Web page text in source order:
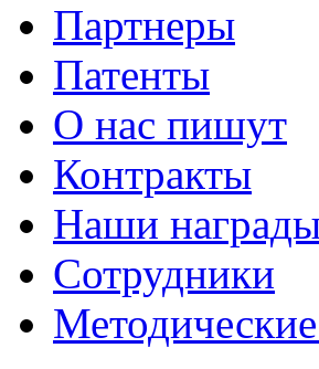
Партнеры
Патенты
О нас пишут
Контракты
Наши
Сотрудники